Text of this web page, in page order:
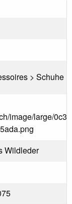
> Schuhe
image/large/
Wildleder